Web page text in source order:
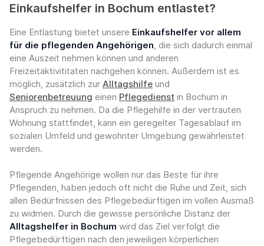
Einkaufshelfer in Bochum entlastet?
Eine Entlastung bietet unsere Einkaufshelfer vor allem
für die pflegenden Angehörigen, die sich dadurch einmal
eine Auszeit nehmen können und anderen
Freizeitaktivititaten nachgehen können. Außerdem ist es
möglich, zusätzlich zur Alltagshilfe und
Seniorenbetreuung einen Pflegedienst in Bochum in
Anspruch zu nehmen. Da die Pflegehilfe in der vertrauten
Wohnung stattfindet, kann ein geregelter Tagesablauf im
sozialen Umfeld und gewohnter Umgebung gewährleistet
werden.
Pflegende Angehörige wollen nur das Beste für ihre
Pflegenden, haben jedoch oft nicht die Ruhe und Zeit, sich
allen Bedürfnissen des Pflegebedürftigen im vollen Ausmaß
zu widmen. Durch die gewisse persönliche Distanz der
Alltagshelfer in Bochum wird das Ziel verfolgt die
Pflegebedürftigen nach den jeweiligen körperlichen